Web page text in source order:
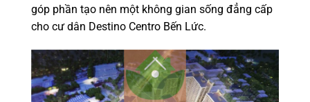
góp phần tạo nên một không gian sống đẳng cấp
cho cư dân Destino Centro Bến Lức.